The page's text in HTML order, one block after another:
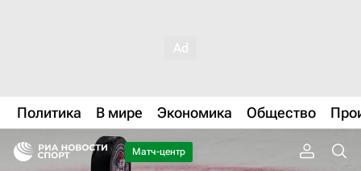
Политика В мире Экономика Общество
Матч-центр